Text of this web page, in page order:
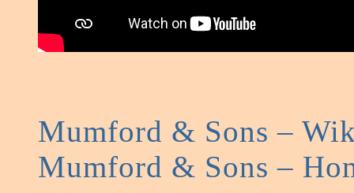
Mumford & Sons –
Mumford & Sons –